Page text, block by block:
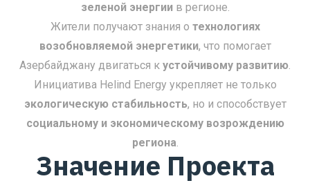
зеленой энергиив регионе.
Жители получают знания о технологиях
возобновляемой энергетики, что помогает
Азербайджану двигаться к устойчивому развитию.
Инициатива Helind Energy укрепляет не только
экологическую стабильность, но и способствует
социальному и экономическому возрождению
региона.
Значение Проекта